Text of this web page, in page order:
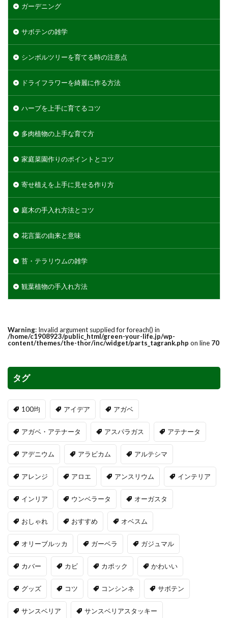
ガーデニング
サボテンの雑学
シンボルツリーを育てる時の注意点
ドライフラワーを綺麗に作る方法
ハーブを上手に育てるコツ
多肉植物の上手な育て方
家庭菜園作りのポイントとコツ
寄せ植えを上手に見せる作り方
庭木の手入れ方法とコツ
花言葉の由来と意味
苔・テラリウムの雑学
観葉植物の手入れ方法
Warning: Invalid argument supplied for foreach() in
/home/c1908923/public_html/green-your-life.jp/wp-
content/themes/the-thor/inc/widget/parts_tagrank.php on line 70
タグ
100均 アイデア アガベ
アガベ・アテナータ アスパラガス アテナータ
アデニウム アラビカム アルテシマ
アレンジ アロエ アンスリウム インテリア
インリア ウンベラータ オーガスタ
おしゃれ おすすめ オベスム
オリーブルッカ ガーベラ ガジュマル
カバー カビ カポック かわいい
グッズ コツ コンシンネ サボテン
サンスベリア サンスベリアスタッキー